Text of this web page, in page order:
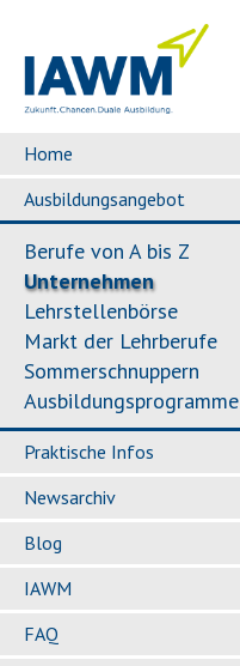
Home
Ausbildungsangebot
Berufe von A bis Z
Unternehmen
Lehrstellenbörse
Markt der Lehrberufe
Sommerschnuppern
Ausbildungsprogramme
Praktische Infos
Newsarchiv
Blog
IAWM
FAQ